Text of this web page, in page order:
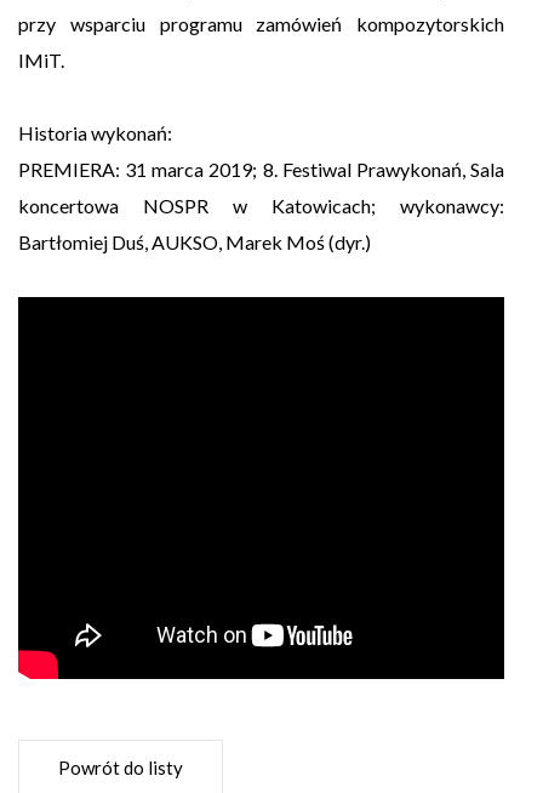
przy wsparciu programu zamówień kompozytorskich
IMiT.
Historia wykonań:
PREMIERA: 31 marca 2019; 8. Festiwal Prawykonań, Sala
koncertowa NOSPR w Katowicach; wykonawcy:
Bartłomiej Duś, AUKSO, Marek Moś (dyr.)
Powrót do listy